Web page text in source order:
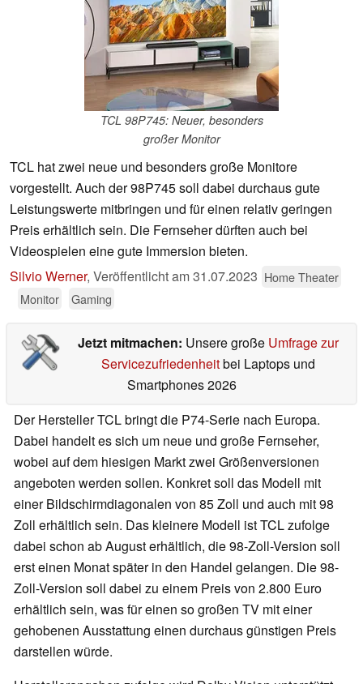
TCL 98P745: Neuer, besonders
großer Monitor
TCL hat zwei neue und besonders große Monitore
vorgestellt. Auch der 98P745 soll dabei durchaus gute
Leistungswerte mitbringen und für einen relativ geringen
Preis erhältlich sein. Die Fernseher dürften auch bei
Videospielen eine gute Immersion bieten.
Silvio Werner, Veröffentlicht am31.07.2023 Home Theater
Monitor
Gaming
Jetzt mitmachen: Unsere große Umfrage zur
Servicezufriedenheitbei Laptops und
Smartphones 2026
Der Hersteller TCL bringt die P74-Serie nach Europa.
Dabei handelt es sich um neue und große Fernseher,
wobei auf dem hiesigen Markt zwei Größenversionen
angeboten werden sollen. Konkret soll das Modell mit
einer Bildschirmdiagonalen von 85 Zoll und auch mit 98
Zoll erhältlich sein. Das kleinere Modell ist TCL zufolge
dabei schon ab August erhältlich, die 98-Zoll-Version soll
erst einen Monat später in den Handel gelangen. Die 98-
Zoll-Version soll dabei zu einem Preis von 2.800 Euro
erhältlich sein, was für einen so großen TV mit einer
gehobenen Ausstattung einen durchaus günstigen Preis
darstellen würde.